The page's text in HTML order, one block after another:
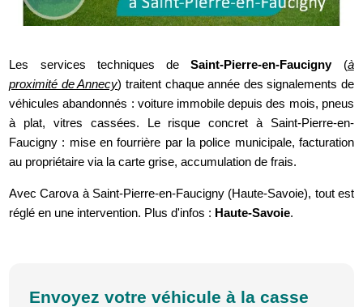
Les services techniques deSaint-Pierre-en-Faucigny(à
proximité de Annecy) traitent chaque année des signalements de
véhicules abandonnés : voiture immobile depuis des mois, pneus
à plat, vitres cassées. Le risque concret à Saint-Pierre-en-
Faucigny : mise en fourrière par la police municipale, facturation
au propriétaire via la carte grise, accumulation de frais.
Avec Carova à Saint-Pierre-en-Faucigny (Haute-Savoie), tout est
réglé en une intervention. Plus d'infos : Haute-Savoie.
Envoyez votre véhicule à la casse